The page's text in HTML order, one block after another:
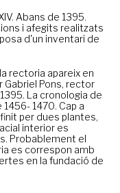
Abans de 1395.
i afegits realitzats
d'un inventari de
rectoria apareix en
Pons, rector
La cronologia de
1470. Cap a
per dues plantes,
interior es
Probablement el
es correspon amb
en la fundació de